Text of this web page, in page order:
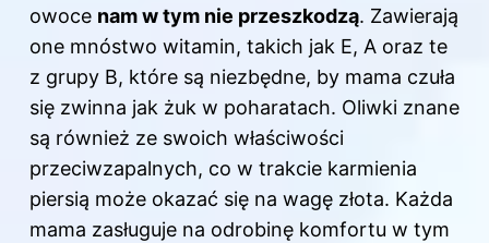
owoce nam w tym nie przeszkodzą. Zawierają
one mnóstwo witamin, takich jak E, A oraz te
z grupy B, które są niezbędne, by mama czuła
się zwinna jak żuk w poharatach. Oliwki znane
są również ze swoich właściwości
przeciwzapalnych, co w trakcie karmienia
piersią może okazać się na wagę złota. Każda
mama zasługuje na odrobinę komfortu w tym